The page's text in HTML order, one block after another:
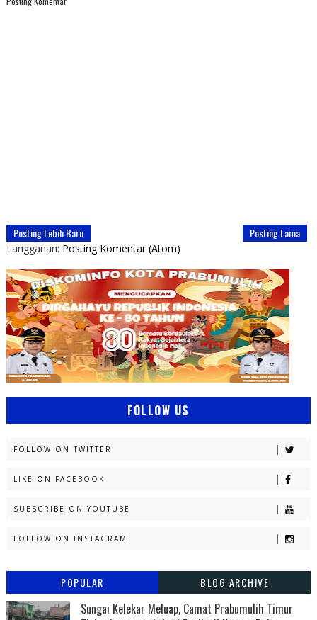
Posting Lebih Baru Posting Lama
Langganan: Posting Komentar (Atom)
FOLLOW US
FOLLOW ON TWITTER
LIKE ON FACEBOOK
SUBSCRIBE ON YOUTUBE
FOLLOW ON INSTAGRAM
POPULAR BLOG ARCHIVE
Sungai Kelekar Meluap, Camat Prabumulih Timur